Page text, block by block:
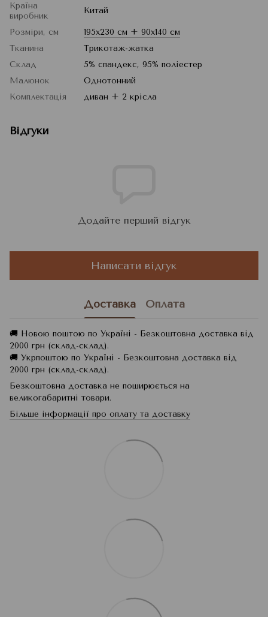
Країна
виробник
Китай
Розміри, см
195x230 см + 90x140 см
Тканина
Трикотаж-жатка
Склад
5% спандекс, 95% поліестер
Малюнок
Однотонний
Комплектація
диван + 2 крісла
Відгуки
Додайте перший відгук
Написати відгук
Доставка Оплата
🚚 Новою поштою по Україні - Безкоштовна доставка від
2000 грн (склад-склад).
🚚 Укрпоштою по Україні - Безкоштовна доставка від
2000 грн (склад-склад).
Безкоштовна доставка не поширюється на
великогабаритні товари.
Більше інформації про оплату та доставку